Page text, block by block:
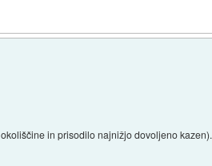
in prisodilo najnižjo dovoljeno kazen).